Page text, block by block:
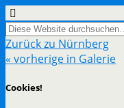
Zurück zu Nürnberg
« vorherige in Galerie
Cookies!